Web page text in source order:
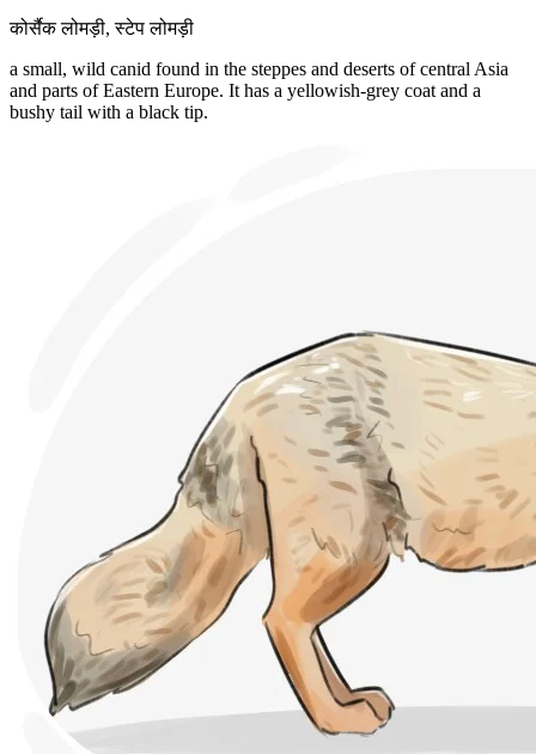
कोर्सैक लोमड़ी,स्टेप लोमड़ी
a small, wild canid found in the steppes and deserts of central Asia
and parts of Eastern Europe. It has a yellowish-grey coat and a
bushy tail with a black tip.